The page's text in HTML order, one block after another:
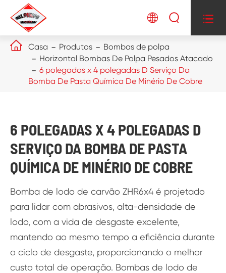
  
 Casa Produtos
Bombas de polpa
Horizontal Bombas De Polpa Pesados Atacado
6 polegadas x 4 polegadas D Serviço Da
Bomba De Pasta Química De Minério De Cobre
6 POLEGADAS X 4 POLEGADAS D
SERVIÇO DA BOMBA DE PASTA
QUÍMICA DE MINÉRIO DE COBRE
Bomba de lodo de carvão ZHR6x4 é projetado
para lidar com abrasivos, alta-densidade de
lodo, com a vida de desgaste excelente,
mantendo ao mesmo tempo a eficiência durante
o ciclo de desgaste, proporcionando o melhor
custo total de operação. Bombas de lodo de